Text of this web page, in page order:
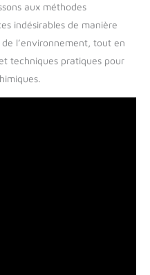
aux méthodes
indésirables de manière
l’environnement, tout en
techniques pratiques pour